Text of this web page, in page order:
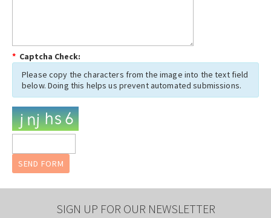
* Captcha Check:
Please copy the characters from the image into the text field
below. Doing this helps us prevent automated submissions.
SIGN UP FOR OUR NEWSLETTER